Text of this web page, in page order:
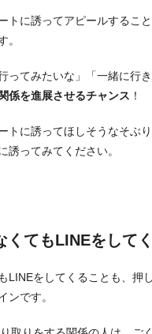
トに誘ってアピールするこ
。
ってみたいな」「一緒に行き
係を進展させるチャンス ！
トに誘ってほしそうなそぶ
誘ってみてください。
くてもLINEをして
LINEをしてくることも、押
ンです。